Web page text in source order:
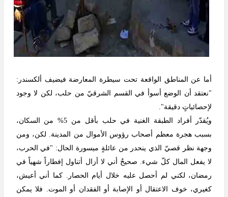
أما عن المناطق الواقعة تحت سيطرة المعارضة فيضيف ألكسندر:
"نعتقد أن الوضع أسوأ في القسم الشرقيّ من حلب، لكن لا وجود
لإحصائياتٍ دقيقة".
ويُقدّر أفراد الطبقة الغنية في حلب بأقل من 5% من السكان،
بسبب هجرة معظم أصحاب رؤوس الأموال من المدينة. لكن، ومن
وجهة نظر قصيّ الذي ينحدر من عائلةٍ ميسورة الحال: "في الحرب،
لا يفعل المال كلّ شيء. صحيحٌ أني لا أزال أتناول إفطاراً شهياً في
رمضان، لكني لم أحصل عليه خلال أيام الحصار. كما أني أعيش،
كغيري، خوف الاعتقال أو الإصابة أو الفقدان أو الموت. فلا يمكن